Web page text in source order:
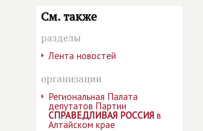
См. также
разделы
Лента новостей
организации
Региональная Палата
депутатов Партии
СПРАВЕДЛИВАЯ РОССИЯ в
Алтайском крае